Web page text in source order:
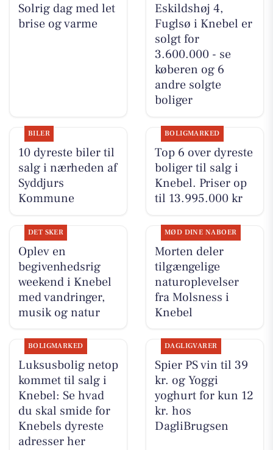
Solrig dag med let
brise og varme
Eskildshøj 4,
Fuglsø i Knebel er
solgt for
3.600.000 - se
køberen og 6
andre solgte
boliger
BILER
10 dyreste biler til
salg i nærheden af
Syddjurs
Kommune
BOLIGMARKED
Top 6 over dyreste
boliger til salg i
Knebel. Priser op
til 13.995.000 kr
DET SKER
Oplev en
begivenhedsrig
weekend i Knebel
med vandringer,
musik og natur
MØD DINE NABOER
Morten deler
tilgængelige
naturoplevelser
fra Molsness i
Knebel
BOLIGMARKED
Luksusbolig netop
kommet til salg i
Knebel: Se hvad
du skal smide for
Knebels dyreste
adresser her
DAGLIGVARER
Spier PS vin til 39
kr. og Yoggi
yoghurt for kun 12
kr. hos
DagliBrugsen